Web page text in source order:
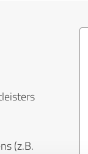
(z.B.